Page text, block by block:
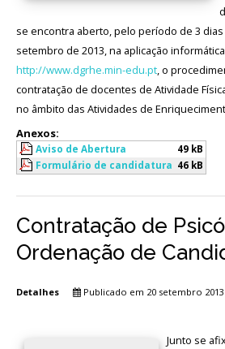
se encontra aberto, pelo período de 3
setembro de 2013, na aplicação
http://www.dgrhe.min-edu.pt, o
contratação de docentes de Atividade
no âmbito das Atividades de
Anexos:
Aviso de Abertura
49 kB
Formulário de candidatura 46 kB
Contratação de
Ordenação de
Detalhes Publicado em 20 setembro 2013
Junto se